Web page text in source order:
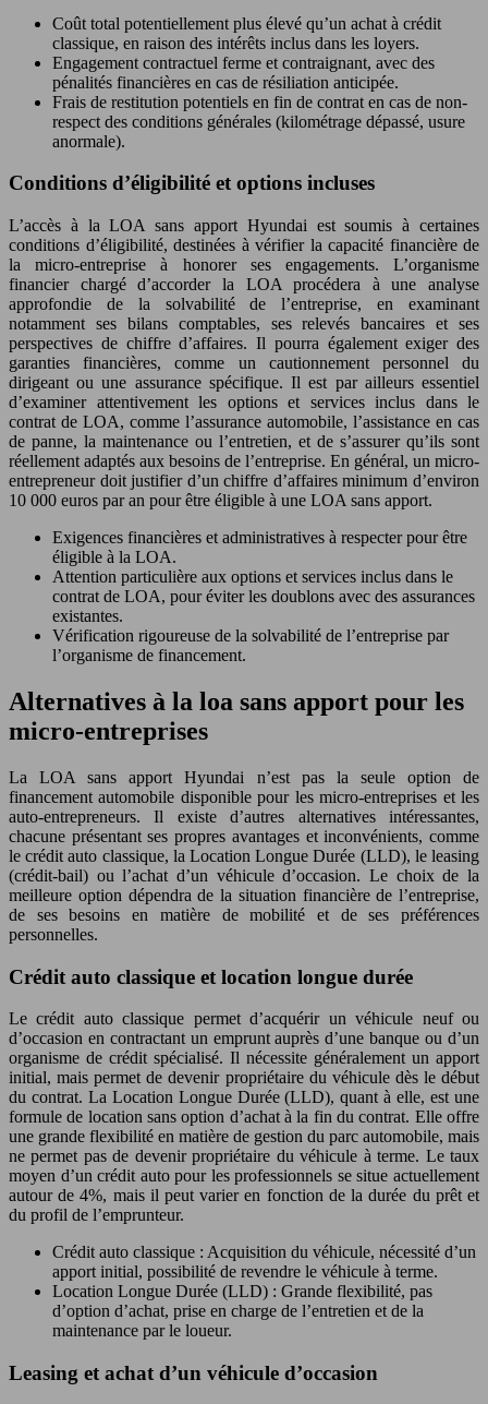
Coût total potentiellement plus élevé qu’un achat à crédit
classique, en raison des intérêts inclus dans les loyers.
Engagement contractuel ferme et contraignant, avec des
pénalités financières en cas de résiliation anticipée.
Frais de restitution potentiels en fin de contrat en cas de non-
respect des conditions générales (kilométrage dépassé, usure
anormale).
Conditions d’éligibilité et options incluses
L’accès à la LOA sans apport Hyundai est soumis à certaines
conditions d’éligibilité, destinées à vérifier la capacité financière de
la micro-entreprise à honorer ses engagements. L’organisme
financier chargé d’accorder la LOA procédera à une analyse
approfondie de la solvabilité de l’entreprise, en examinant
notamment ses bilans comptables, ses relevés bancaires et ses
perspectives de chiffre d’affaires. Il pourra également exiger des
garanties financières, comme un cautionnement personnel du
dirigeant ou une assurance spécifique. Il est par ailleurs essentiel
d’examiner attentivement les options et services inclus dans le
contrat de LOA, comme l’assurance automobile, l’assistance en cas
de panne, la maintenance ou l’entretien, et de s’assurer qu’ils sont
réellement adaptés aux besoins de l’entreprise. En général, un micro-
entrepreneur doit justifier d’un chiffre d’affaires minimum d’environ
10 000 euros par an pour être éligible à une LOA sans apport.
Exigences financières et administratives à respecter pour être
éligible à la LOA.
Attention particulière aux options et services inclus dans le
contrat de LOA, pour éviter les doublons avec des assurances
existantes.
Vérification rigoureuse de la solvabilité de l’entreprise par
l’organisme de financement.
Alternatives à la loa sans apport pour les
micro-entreprises
La LOA sans apport Hyundai n’est pas la seule option de
financement automobile disponible pour les micro-entreprises et les
auto-entrepreneurs. Il existe d’autres alternatives intéressantes,
chacune présentant ses propres avantages et inconvénients, comme
le crédit auto classique, la Location Longue Durée (LLD), le leasing
(crédit-bail) ou l’achat d’un véhicule d’occasion. Le choix de la
meilleure option dépendra de la situation financière de l’entreprise,
de ses besoins en matière de mobilité et de ses préférences
personnelles.
Crédit auto classique et location longue durée
Le crédit auto classique permet d’acquérir un véhicule neuf ou
d’occasion en contractant un emprunt auprès d’une banque ou d’un
organisme de crédit spécialisé. Il nécessite généralement un apport
initial, mais permet de devenir propriétaire du véhicule dès le début
du contrat. La Location Longue Durée (LLD), quant à elle, est une
formule de location sans option d’achat à la fin du contrat. Elle offre
une grande flexibilité en matière de gestion du parc automobile, mais
ne permet pas de devenir propriétaire du véhicule à terme. Le taux
moyen d’un crédit auto pour les professionnels se situe actuellement
autour de 4%, mais il peut varier en fonction de la durée du prêt et
du profil de l’emprunteur.
Crédit auto classique : Acquisition du véhicule, nécessité d’un
apport initial, possibilité de revendre le véhicule à terme.
Location Longue Durée (LLD) : Grande flexibilité, pas
d’option d’achat, prise en charge de l’entretien et de la
maintenance par le loueur.
Leasing et achat d’un véhicule d’occasion